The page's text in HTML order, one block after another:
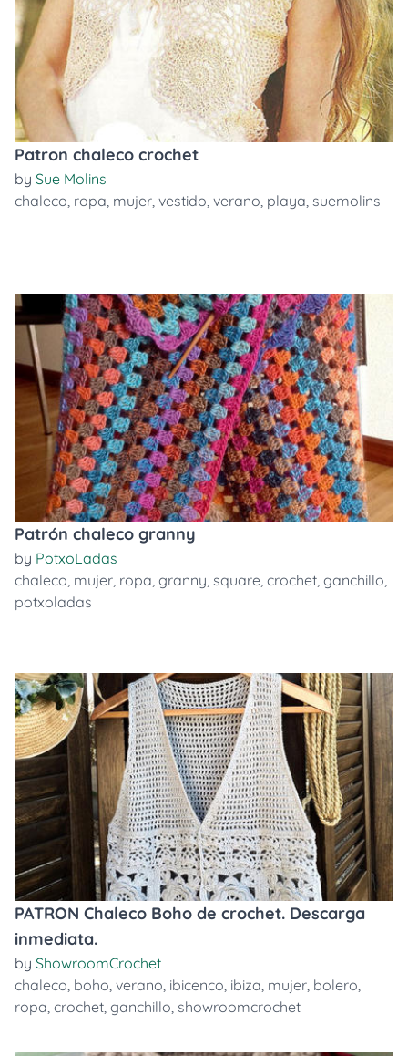
Patron chaleco crochet
by Sue Molins
chaleco, ropa, mujer, vestido, verano, playa, suemolins
Patrón chaleco granny
by PotxoLadas
chaleco, mujer, ropa, granny, square, crochet, ganchillo,
potxoladas
PATRON Chaleco Boho de crochet. Descarga
inmediata.
by ShowroomCrochet
chaleco, boho, verano, ibicenco, ibiza, mujer, bolero,
ropa, crochet, ganchillo, showroomcrochet